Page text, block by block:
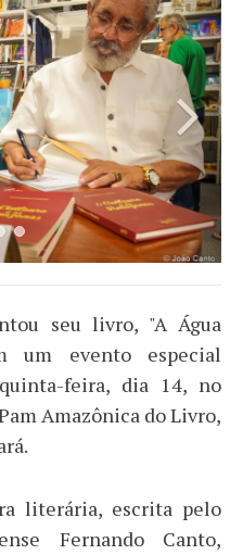
seu livro, "A Água
um evento especial
feira, dia 14, no
Amazônica do Livro,
literária, escrita pelo
Fernando Canto,